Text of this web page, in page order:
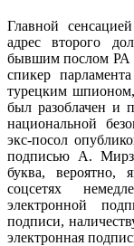
Главной
адрес второго
бывшим послом РА
спикер
турецким
был разоблачен и
национальной
экс-посол
подписью А.
буква, вероятно,
соцсетях
электронной
подписи,
электронная